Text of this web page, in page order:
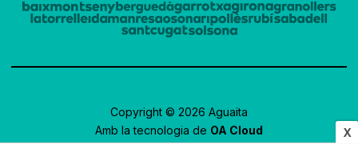
X
Copyright © 2026 Aguaita
Amb la tecnologia de OA Cloud